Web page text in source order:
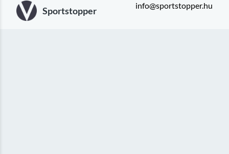
Sportstopper info@sportstopper.hu